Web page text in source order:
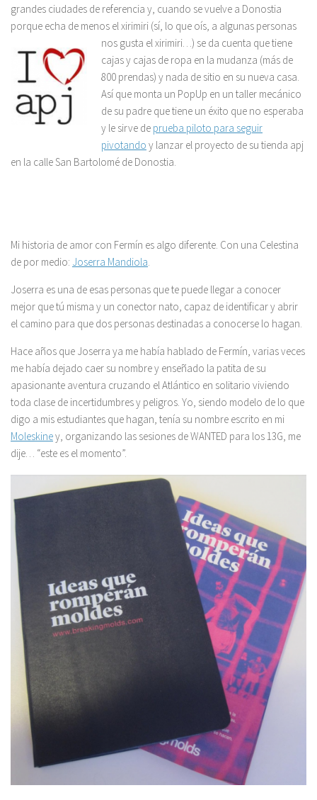
grandes ciudades de referencia y, cuando se vuelve a Donostia
porque echa de menos el xirimiri (sí, lo que oís, a algunas personas
nos gusta el xirimiri…) se da cuenta quetiene
cajas y cajas de ropa en la mudanza (más de
800 prendas) y nada de sitio en su nueva casa.
Así que monta un PopUp en un taller mecánico
de su padre que tiene un éxito que no esperaba
y le sirve de prueba piloto para seguir
pivotando y lanzar el proyecto de su tienda apj
en la calle San Bartolomé de Donostia.
Mi historia de amor con Fermín es algo diferente. Con una Celestina
de por medio: Joserra Mandiola.
Joserra es una de esas personas que te puede llegar a conocer
mejor que tú misma y un conector nato, capaz de identificar y abrir
el camino para que dos personas destinadas a conocerse lo hagan.
Hace años que Joserra ya me había hablado de Fermín, varias veces
me había dejado caer su nombre y enseñado la patita de su
apasionante aventura cruzando el Atlántico en solitario viviendo
toda clase de incertidumbres y peligros. Yo, siendo modelo de lo que
digo a mis estudiantes que hagan, tenía su nombre escrito en mi
Moleskiney, organizando las sesiones de WANTED para los 13G, me
dije… “este es el momento”.